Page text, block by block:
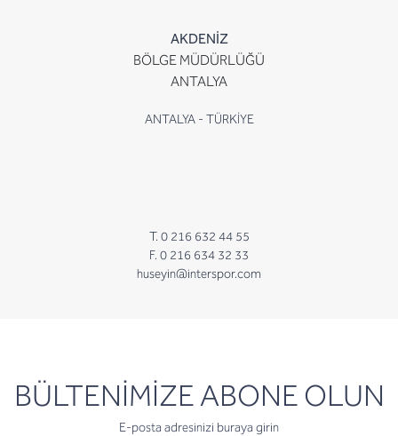
AKDENİZ
BÖLGE MÜDÜRLÜĞÜ
ANTALYA
ANTALYA - TÜRKİYE
T. 0 216 632 44 55
F. 0 216 634 32 33
huseyin@interspor.com
BÜLTENİMİZE ABONE OLUN
E-posta adresinizi buraya girin
newsletter